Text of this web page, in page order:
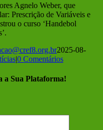
Agnelo Weber, que
Prescrição de Variáveis e
o curso ‘Handebol
2025-08-
|0 Comentários
a Sua Plataforma!